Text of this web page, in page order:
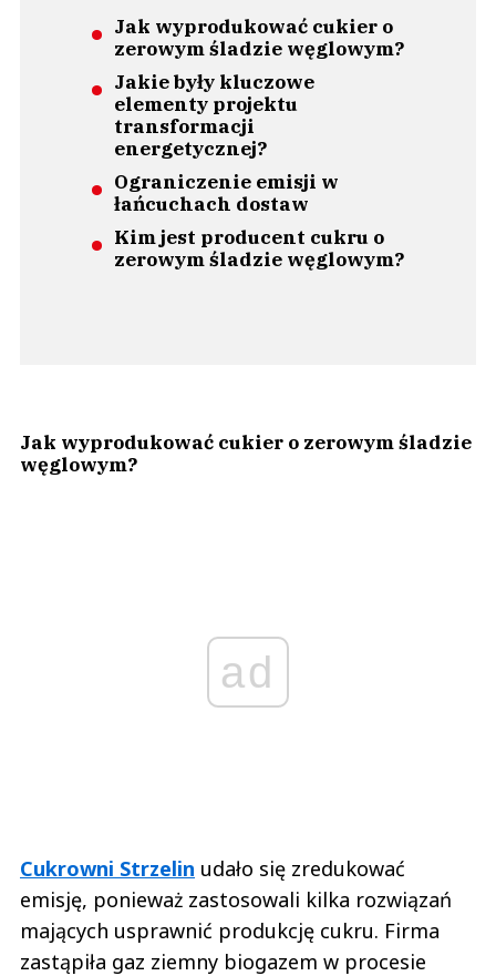
Jak wyprodukować cukier o
zerowym śladzie węglowym?
Jakie były kluczowe
elementy projektu
transformacji
energetycznej?
Ograniczenie emisji w
łańcuchach dostaw
Kim jest producent cukru o
zerowym śladzie węglowym?
Jak wyprodukować cukier o zerowym śladzie
węglowym?
ad
Cukrowni Strzelin udało się zredukować
emisję, ponieważ zastosowali kilka rozwiązań
mających usprawnić produkcję cukru. Firma
zastąpiła gaz ziemny biogazem w procesie